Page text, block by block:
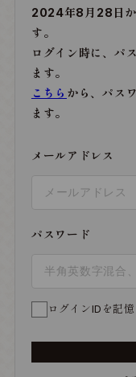
2024年8月28日か
す。
ログイン時に、パ
ます。
こちら から、パス
ます。
メールアドレス
パスワード
ログインIDを記憶